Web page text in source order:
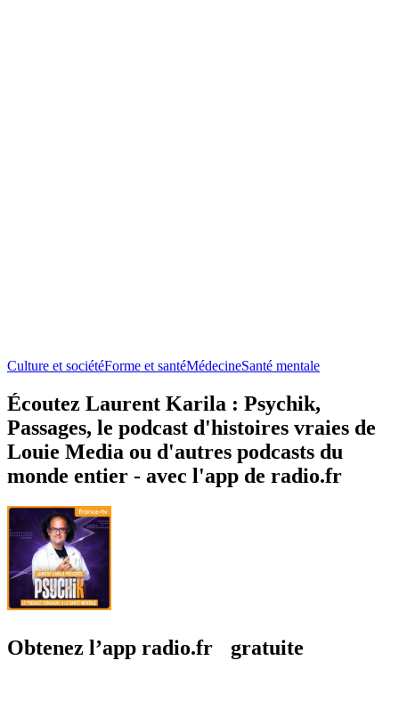
Culture et sociétéForme et santéMédecineSanté mentale
Écoutez Laurent Karila : Psychik,
Passages, le podcast d'histoires vraies de
Louie Media ou d'autres podcasts du
monde entier - avec l'app de radio.fr
Obtenez l’app radio.fr gratuite